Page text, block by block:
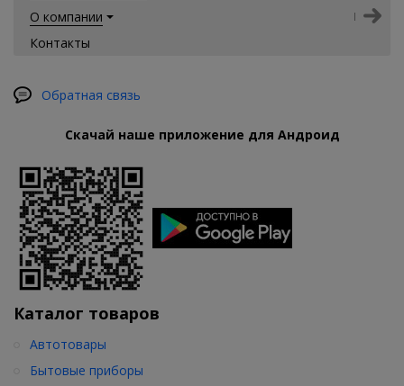
О компании
Контакты
Обратная связь
Скачай наше приложение для Андроид
Каталог товаров
Автотовары
Бытовые приборы